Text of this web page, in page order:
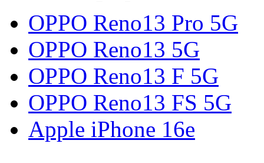
OPPO Reno13 Pro 5G
OPPO Reno13 5G
OPPO Reno13 F 5G
OPPO Reno13 FS 5G
Apple iPhone 16e